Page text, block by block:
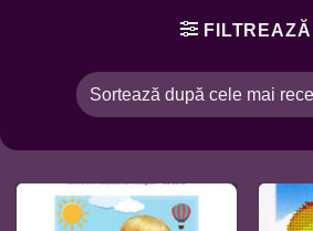
FILTREAZĂ